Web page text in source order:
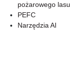
pożarowego lasu
PEFC
Narzędzia AI